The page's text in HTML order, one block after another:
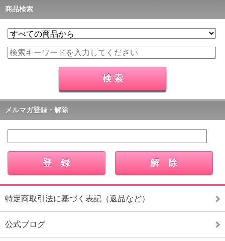
商品検索
メルマガ登録・解除
特定商取引法に基づく表記（返品など）
公式ブログ